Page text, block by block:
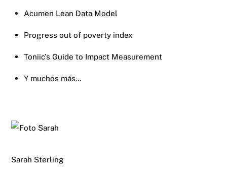
Acumen Lean Data Model
Progress out of poverty index
Toniic’s Guide to Impact Measurement
Y muchos más…
Sarah Sterling